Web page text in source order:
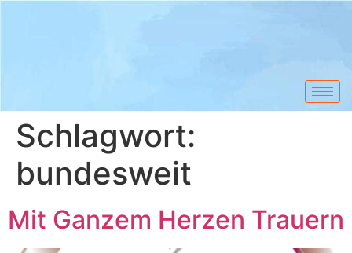
Schlagwort:
bundesweit
Mit Ganzem Herzen Trauern